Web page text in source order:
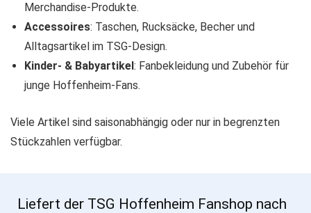
Merchandise-Produkte.
Accessoires: Taschen, Rucksäcke, Becher und
Alltagsartikel im TSG-Design.
Kinder- & Babyartikel: Fanbekleidung und Zubehör für
junge Hoffenheim-Fans.
Viele Artikel sind saisonabhängig oder nur in begrenzten
Stückzahlen verfügbar.
Liefert der TSG Hoffenheim Fanshop nach